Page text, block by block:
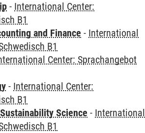
- International Center:
B1
and Finance - International
B1
Center: Sprachangebot
- International Center:
B1
Science - International
B1